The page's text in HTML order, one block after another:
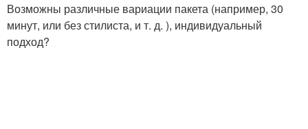
Возможны различные вариации пакета (например, 30
минут, или без стилиста, и т. д. ), индивидуальный
подход?